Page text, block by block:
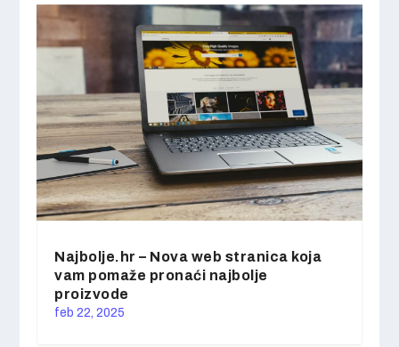
Najbolje.hr – Nova web stranica koja
vam pomaže pronaći najbolje
proizvode
feb 22, 2025